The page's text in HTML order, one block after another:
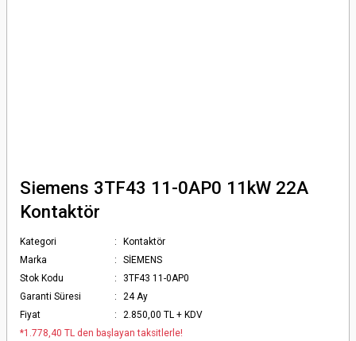
Siemens 3TF43 11-0AP0 11kW 22A
Kontaktör
Kategori
Kontaktör
Marka
SİEMENS
Stok Kodu
3TF43 11-0AP0
Garanti Süresi
24 Ay
Fiyat
2.850,00 TL + KDV
*1.778,40 TL den başlayan taksitlerle!